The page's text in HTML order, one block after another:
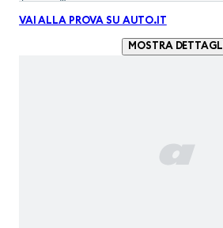
VAI ALLA PROVA SU AUTO.IT
MOSTRA DETTAGLI